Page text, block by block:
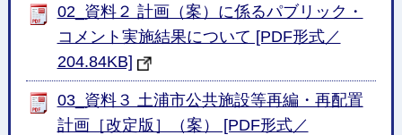
02_資料２ 計画（案）に係るパブリック・
コメント実施結果について [PDF形式／
204.84KB]
03_資料３ 土浦市公共施設等再編・再配置
計画［改定版］（案） [PDF形式／